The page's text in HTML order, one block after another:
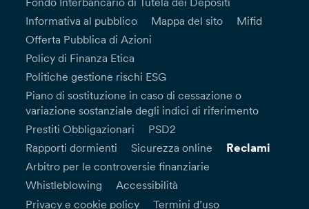
Informativa al pubblico
Mappa del sito
Mifid
Offerta Pubblica di Azioni
Policy di Finanza Etica
Politiche gestione rischi ESG
Piano di sostituzione in caso di cessazione o
variazione sostanziale degli indici di riferimento
Prestiti Obbligazionari
PSD2
Rapporti dormienti
Sicurezza online Reclami
Arbitro per le controversie finanziarie
Whistleblowing
Accessibilità
Privacy e cookie policy
Termini d’uso